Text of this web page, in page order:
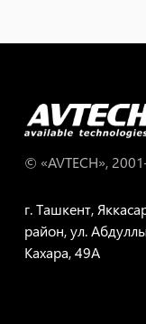
© «AVTECH»,
г. Ташкент,
район, ул. Абдуллы
Кахара, 49A